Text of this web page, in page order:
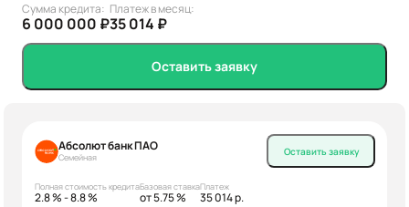
Сумма кредита:
6 000 000 ₽
Платеж в месяц:
35 014 ₽
Оставить заявку
Абсолют банк ПАО
Семейная
Полная стоимость кредита
2.8 % - 8.8 %
Базовая ставка
от 5.75 %
Платеж
35 014 р.
Оставить заявку